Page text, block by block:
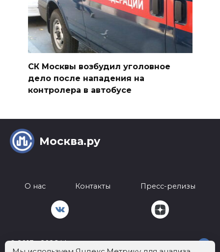
СК Москвы возбудил уголовное
дело после нападения на
контролера в автобусе
Москва.ру
О нас Контакты Пресс-релизы
© 2013 - 2026 Москва.ру